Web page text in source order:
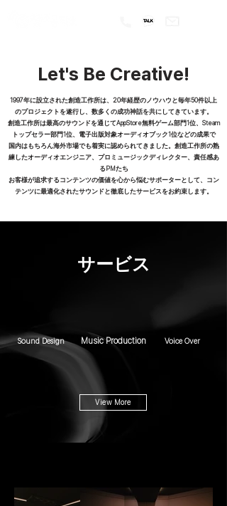
Let's Be Creative!
1997年に設立された創造工作所は、20年経歴のノウハウと毎年50件以上
のプロジェクトを遂行し、数多くの成功神話を共にしてきています。
創造工作所は最高のサウンドを通じてAppStore無料ゲーム部門1位、Steam
トップセラー部門1位、電子出版対象オーディオブック1位などの成果で
国内はもちろん海外市場でも着実に認められてきました。創造工作所の熟
練したオーディオエンジニア、プロミュージックディレクター、責任感あ
るPMたち
お客様が追求するコンテンツの価値を心から悩むサポーターとして、コン
テンツに最適化されたサウンドと徹底したサービスをお約束します。
サービス
Sound Design Music Production Voice Over
View More